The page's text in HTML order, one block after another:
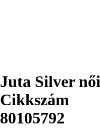
Juta Silver
Cikkszám
80105792